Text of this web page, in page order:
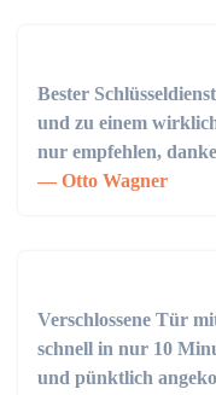
Bester
und zu einem
nur empfehlen,
Otto Wagner
Verschlossene Tür
schnell in nur 10
und pünktlich